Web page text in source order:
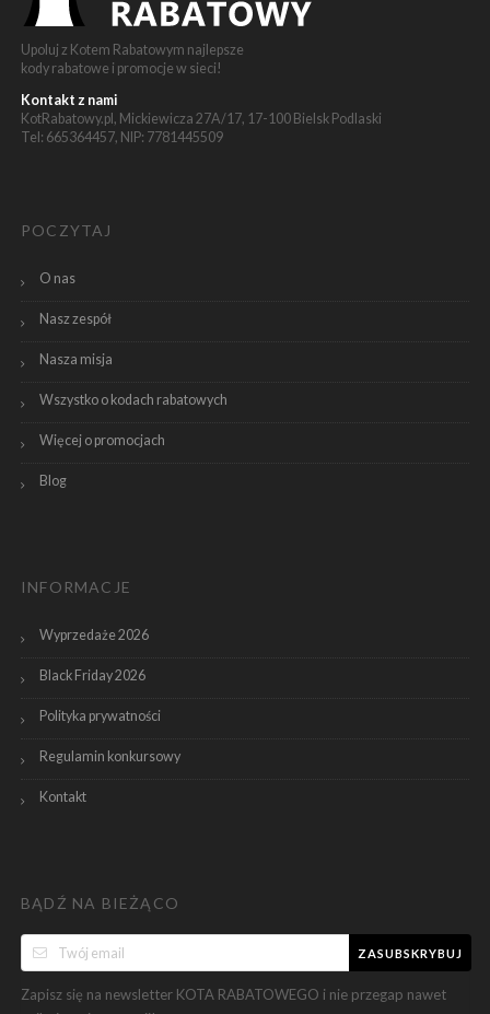
Upoluj z Kotem Rabatowym najlepsze
kody rabatowe i promocje w sieci!
Kontakt z nami
KotRabatowy.pl, Mickiewicza 27A/17, 17-100 Bielsk Podlaski
Tel: 665364457, NIP: 7781445509
POCZYTAJ
O nas
Nasz zespół
Nasza misja
Wszystko o kodach rabatowych
Więcej o promocjach
Blog
INFORMACJE
Wyprzedaże 2026
Black Friday 2026
Polityka prywatności
Regulamin konkursowy
Kontakt
BĄDŹ NA BIEŻĄCO
ZASUBSKRYBUJ
Zapisz się na newsletter KOTA RABATOWEGO i nie przegap nawet